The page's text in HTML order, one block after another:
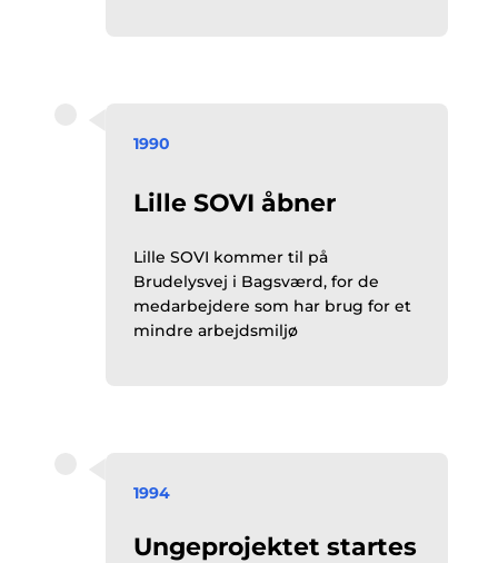
1990
Lille SOVI åbner
Lille SOVI kommer til på
Brudelysvej i Bagsværd, for de
medarbejdere som har brug for et
mindre arbejdsmiljø
1994
Ungeprojektet startes